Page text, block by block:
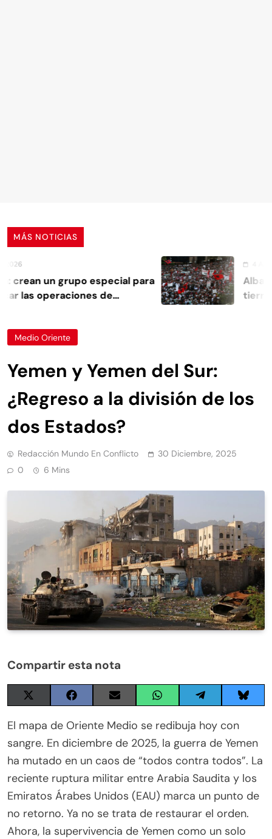
MÁS NOTICIAS
un grupo especial para
operaciones de
4 Agosto,
Albania
tierras
Medio Oriente
Yemen y Yemen del Sur:
¿Regreso a la división de los
dos Estados?
Redacción Mundo En Conflicto
30 Diciembre, 2025
0
6 Mins
Compartir esta nota
Share
on
X
(Twitter)
Share
on
Facebook
Share
on
Email
Share
on
WhatsApp
Share
on
Telegram
Share
on
El mapa de Oriente Medio se redibuja hoy con
sangre. En diciembre de 2025, la guerra de Yemen
ha mutado en un caos de “todos contra todos”. La
reciente ruptura militar entre Arabia Saudita y los
Emiratos Árabes Unidos (EAU) marca un punto de
no retorno. Ya no se trata de restaurar el orden.
Ahora, la supervivencia de Yemen como un solo